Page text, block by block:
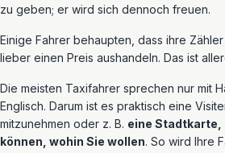
zu geben; er wird sich dennoch freuen.
Einige Fahrer behaupten, dass ihre
lieber einen Preis aushandeln. Das ist
Die meisten Taxifahrer sprechen nur mit
Englisch. Darum ist es praktisch eine
mitzunehmen oder z. B. eine Stadtkarte,
können, wohin Sie wollen. So wird Ihre